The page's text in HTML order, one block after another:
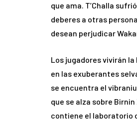
que ama. T’Challa
deberes a otras
desean perjudicar
Los jugadores vivirán
en las exuberantes
se encuentra el
que se alza sobre
contiene el laboratorio